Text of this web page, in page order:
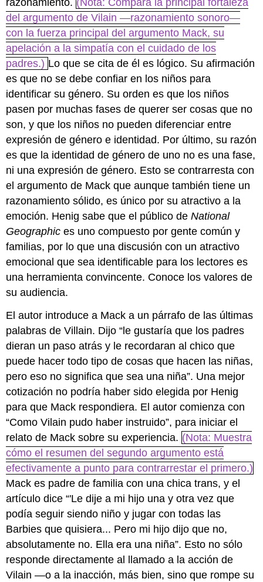
razonamiento. (Nota: Compara la principal fortaleza
del argumento de Vilain —razonamiento sonoro—
con la fuerza principal del argumento Mack, su
apelación a la simpatía con el cuidado de los
padres.) Lo que se cita de él es lógico. Su afirmación
es que no se debe confiar en los niños para
identificar su género. Su orden es que los niños
pasen por muchas fases de querer ser cosas que no
son, y que los niños no pueden diferenciar entre
expresión de género e identidad. Por último, su razón
es que la identidad de género de uno no es una fase,
ni una expresión de género. Esto se contrarresta con
el argumento de Mack que aunque también tiene un
razonamiento sólido, es único por su atractivo a la
emoción. Henig sabe que el público deNational
Geographic es uno compuesto por gente común y
familias, por lo que una discusión con un atractivo
emocional que sea identificable para los lectores es
una herramienta convincente. Conoce los valores de
su audiencia.
El autor introduce a Mack a un párrafo de las últimas
palabras de Villain. Dijo “le gustaría que los padres
dieran un paso atrás y le recordaran al chico que
puede hacer todo tipo de cosas que hacen las niñas,
pero eso no significa que sea una niña”. Una mejor
cotización no podría haber sido elegida por Henig
para que Mack respondiera. El autor comienza con
“Como Vilain pudo haber instruido”, para iniciar el
relato de Mack sobre su experiencia. (Nota: Muestra
cómo el resumen del segundo argumento está
efectivamente a punto para contrarrestar el primero.)
Mack es padre de familia con una chica trans, y el
artículo dice “'Le dije a mi hijo una y otra vez que
podía seguir siendo niño y jugar con todas las
Barbies que quisiera... Pero mi hijo dijo que no,
absolutamente no. Ella era una niña”. Esto no sólo
responde directamente al llamado a la acción de
Vilain —o a la inacción, más bien, sino que rompe su